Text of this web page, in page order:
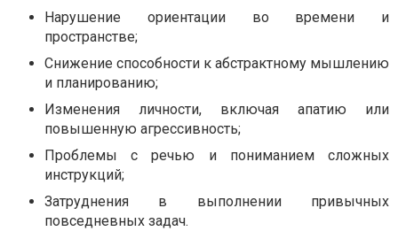
Нарушение ориентации во времени и
пространстве;
Снижение способности к абстрактному мышлению
и планированию;
Изменения личности, включая апатию или
повышенную агрессивность;
Проблемы с речью и пониманием сложных
инструкций;
Затруднения в выполнении привычных
повседневных задач.